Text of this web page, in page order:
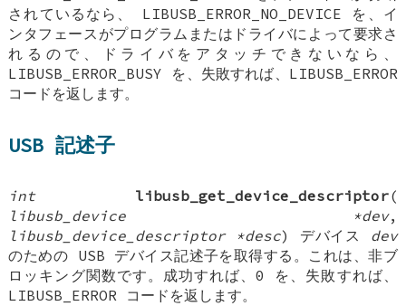
されているなら、 LIBUSB_ERROR_NO_DEVICE を、イ
ンタフェースがプログラムまたはドライバによって要求さ
れるので、ドライバをアタッチできないなら、
LIBUSB_ERROR_BUSY を、失敗すれば、LIBUSB_ERROR
コードを返します。
USB 記述子
int libusb_get_device_descriptor(
libusb_device *dev,
libusb_device_descriptor *desc) デバイス dev
のための USB デバイス記述子を取得する。これは、非ブ
ロッキング関数です。成功すれば、0 を、失敗すれば、
LIBUSB_ERROR コードを返します。